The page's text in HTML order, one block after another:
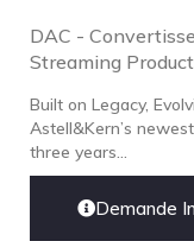
DAC -
Streaming
Built on Legacy,
Astell&Kern’s
three years...
Demande